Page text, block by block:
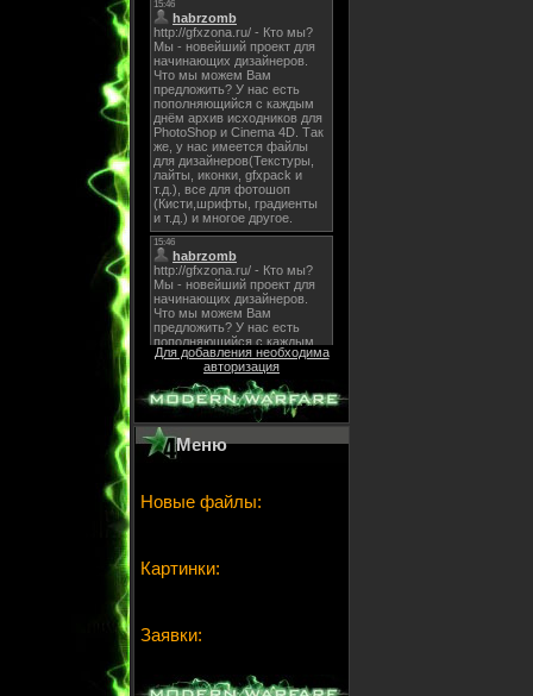
Для добавления необходима
авторизация
Меню
Новые файлы:
Картинки:
Заявки: